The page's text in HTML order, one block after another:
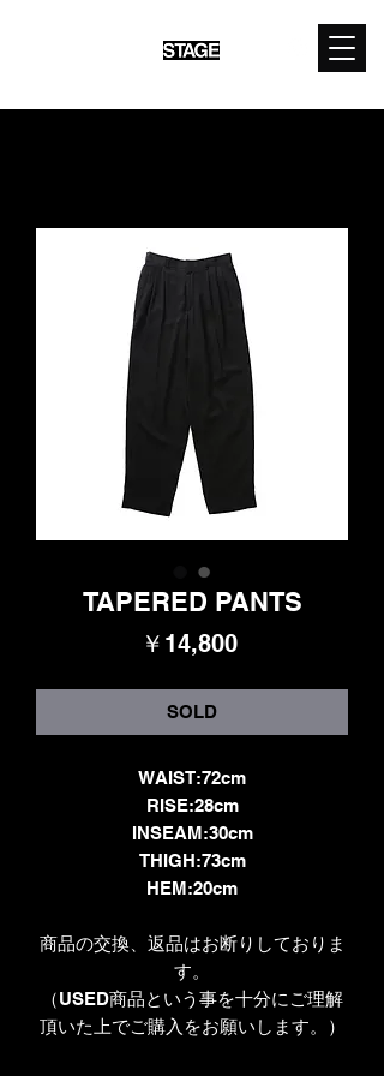
TAPERED PANTS
￥14,800価
SOLD
WAIST:72cm
RISE:28cm
INSEAM:30cm
THIGH:73cm
HEM:20cm
商品の交換、返品はお断りしておりま
す。
（USED商品という事を十分にご理解
頂いた上でご購入をお願いします。）